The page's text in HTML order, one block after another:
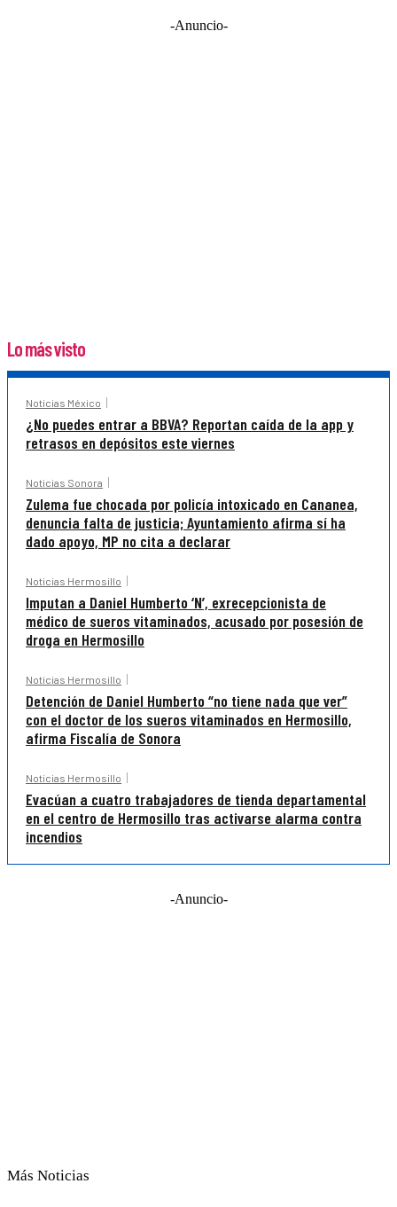
-Anuncio-
Lo más visto
Noticias México
¿No puedes entrar a BBVA? Reportan caída de la app y
retrasos en depósitos este viernes
Noticias Sonora
Zulema fue chocada por policía intoxicado en Cananea,
denuncia falta de justicia; Ayuntamiento afirma sí ha
dado apoyo, MP no cita a declarar
Noticias Hermosillo
Imputan a Daniel Humberto ‘N’, exrecepcionista de
médico de sueros vitaminados, acusado por posesión de
droga en Hermosillo
Noticias Hermosillo
Detención de Daniel Humberto “no tiene nada que ver”
con el doctor de los sueros vitaminados en Hermosillo,
afirma Fiscalía de Sonora
Noticias Hermosillo
Evacúan a cuatro trabajadores de tienda departamental
en el centro de Hermosillo tras activarse alarma contra
incendios
-Anuncio-
Más Noticias